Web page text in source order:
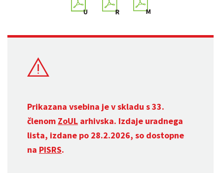
Prikazana vsebina je v skladu s 33.
členom ZoUL arhivska. Izdaje uradnega
lista, izdane po 28.2.2026, so dostopne
na PISRS.